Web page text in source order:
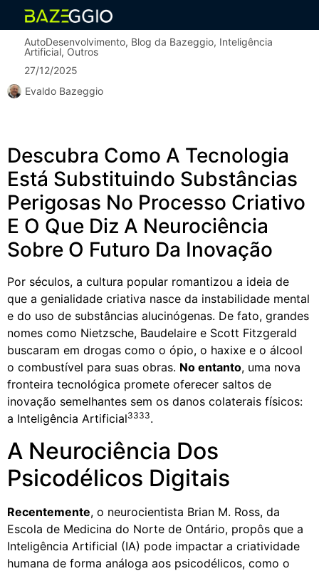
AutoDesenvolvimento, Blog da Bazeggio, Inteligência
Artificial, Outros
27/12/2025
Evaldo Bazeggio
Descubra Como A Tecnologia
Está Substituindo Substâncias
Perigosas No Processo Criativo
E O Que Diz A Neurociência
Sobre O Futuro Da Inovação
Por séculos, a cultura popular romantizou a ideia de
que a genialidade criativa nasce da instabilidade mental
e do uso de substâncias alucinógenas. De fato, grandes
nomes como Nietzsche, Baudelaire e Scott Fitzgerald
buscaram em drogas como o ópio, o haxixe e o álcool
o combustível para suas obras. No entanto, uma nova
fronteira tecnológica promete oferecer saltos de
inovação semelhantes sem os danos colaterais físicos:
a Inteligência Artificial3333.
A Neurociência Dos
Psicodélicos Digitais
Recentemente, o neurocientista Brian M. Ross, da
Escola de Medicina do Norte de Ontário, propôs que a
Inteligência Artificial (IA) pode impactar a criatividade
humana de forma análoga aos psicodélicos, como o